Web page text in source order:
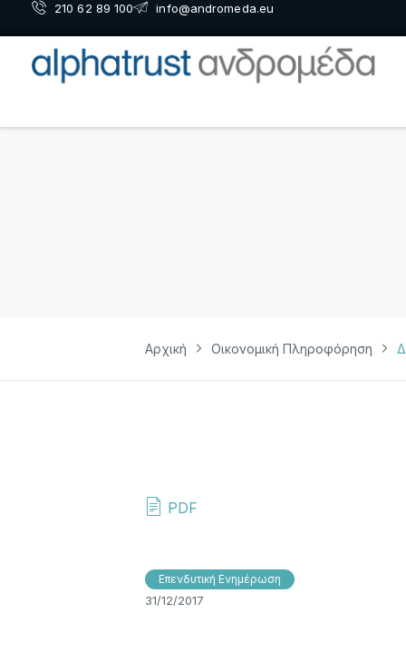
210 62 89 100 info@andromeda.eu
Αρχική Οικονομική Πληροφόρηση
PDF
Επενδυτική Ενημέρωση
31/12/2017